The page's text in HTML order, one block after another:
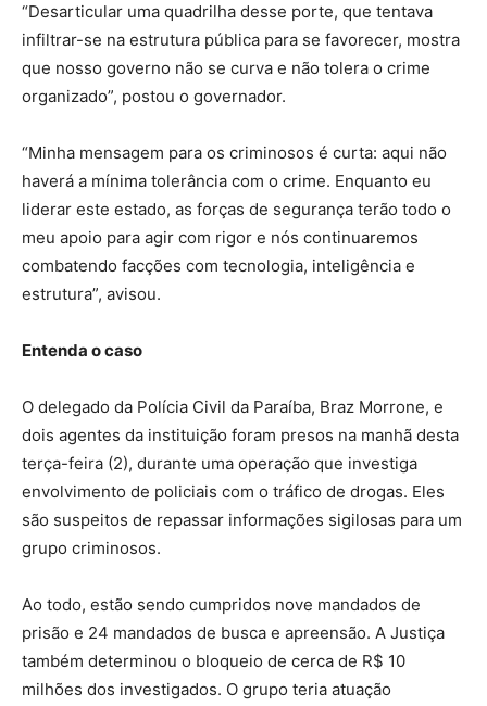
“Desarticular uma quadrilha desse porte, que tentava
infiltrar-se na estrutura pública para se favorecer, mostra
que nosso governo não se curva e não tolera o crime
organizado”, postou o governador.
“Minha mensagem para os criminosos é curta: aqui não
haverá a mínima tolerância com o crime. Enquanto eu
liderar este estado, as forças de segurança terão todo o
meu apoio para agir com rigor e nós continuaremos
combatendo facções com tecnologia, inteligência e
estrutura”, avisou.
Entenda o caso
O delegado da Polícia Civil da Paraíba, Braz Morrone, e
dois agentes da instituição foram presos na manhã desta
terça-feira (2), durante uma operação que investiga
envolvimento de policiais com o tráfico de drogas. Eles
são suspeitos de repassar informações sigilosas para um
grupo criminosos.
Ao todo, estão sendo cumpridos nove mandados de
prisão e 24 mandados de busca e apreensão. A Justiça
também determinou o bloqueio de cerca de R$ 10
milhões dos investigados. O grupo teria atuação